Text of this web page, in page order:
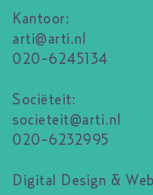
Kantoor:
arti@arti.nl
020-6245134
Sociëteit:
societeit@arti.nl
020-6232995
Digital Design &